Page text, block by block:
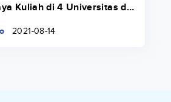
Kuliah di 4 Universitas di
2021-08-14